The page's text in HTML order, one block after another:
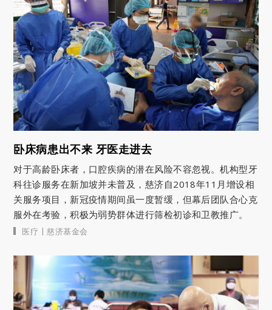
卧床病患出不来 牙医走进去
对于高龄卧床者，口腔疾病的潜在风险不容忽视。机构型牙
科往诊服务在新加坡并未普及，慈济自2018年11月增设相
关服务项目，新冠疫情期间虽一度暂缓，但幕后团队合心克
服外在考验，积极为弱势群体进行筛检初诊和卫教推广。
医疗 | 慈济基金会